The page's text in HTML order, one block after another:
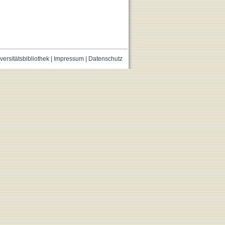
| Impressum| Datenschutz